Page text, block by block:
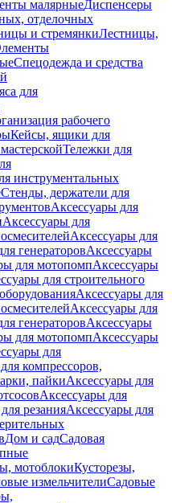
малярныеДиспенсеры
отделочных
и стремянкиЛестницы,
Спецодежда и средства
для
рабочего
Кейсы, ящики для
Тележки для
инструментальных
Стенды, держатели для
Аксессуары для
Аксессуары для
Аксессуары для
генераторовАксессуары
для мотопомпАксессуары
для строительного
Аксессуары для
Аксессуары для
генераторовАксессуары
для мотопомпАксессуары
для
компрессоров,
пайкиАксессуары для
Аксессуары для
резанияАксессуары для
Дом и садСадовая
мотоблокиКусторезы,
измельчителиСадовые